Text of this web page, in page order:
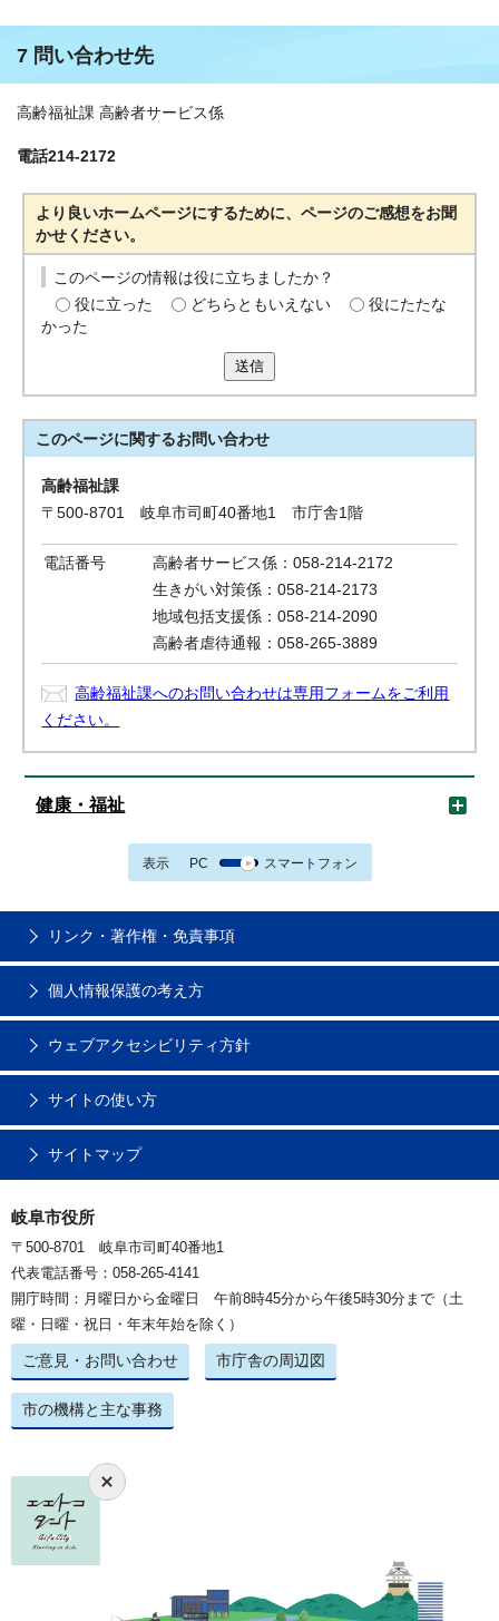
7 問い合わせ先
高齢福祉課 高齢者サービス係
電話214-2172
より良いホームページにするために、ページのご感想をお聞
かせください。
このページの情報は役に立ちましたか？
役に立った
どちらともいえない
役にたたな
かった
送信
このページに関するお問い合わせ
高齢福祉課
〒500-8701 岐阜市司町40番地1 市庁舎1階
電話番号
高齢者サービス係：058-214-2172
生きがい対策係：058-214-2173
地域包括支援係：058-214-2090
高齢者虐待通報：058-265-3889
高齢福祉課へのお問い合わせは専用フォームをご利用
ください。
健康・福祉
表示 PC スマートフォン
リンク・著作権・免責事項
個人情報保護の考え方
ウェブアクセシビリティ方針
サイトの使い方
サイトマップ
岐阜市役所
〒500-8701 岐阜市司町40番地1
代表電話番号：058-265-4141
開庁時間：月曜日から金曜日 午前8時45分から午後5時30分まで（土
曜・日曜・祝日・年末年始を除く）
ご意見・お問い合わせ 市庁舎の周辺図
市の機構と主な事務